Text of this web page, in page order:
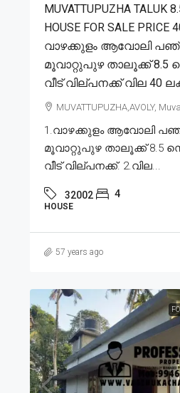
MUVATTUPUZHA TALUK
HOUSE FOR SALE PRICE
വാഴക്കുളം ആവോലി
മൂവാറ്റുപുഴ താലൂക്ക് 8.5
വീട് വില്പനക്ക് വില 40
MUVATTUPUZHA,AVOLY,
1.വാഴക്കുളം ആവോലി
മൂവാറ്റുപുഴ താലൂക്ക് 8.5
വീട് വില്പനക്ക്. 2.വില...
32002 4
HOUSE
57 years ago